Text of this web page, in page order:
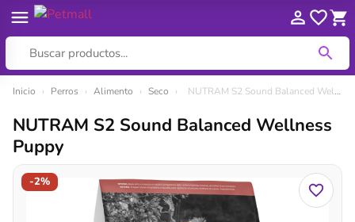
contenido
Inicio › Perros › Alimento › Seco › NUTRAM S2 Sound Balanced Wellness Puppy
-2%
NUTRAM S2 Sound Balanced Wellness
Puppy